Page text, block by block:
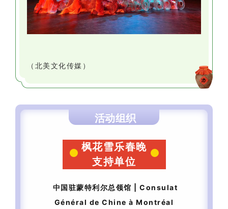
（北美文化传媒）
活动组织
枫花雪乐春晚
支持单位
中国驻蒙特利尔总领馆 | Consulat
Général de Chine à Montréal